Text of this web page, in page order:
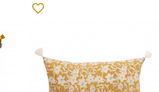
favorite_border